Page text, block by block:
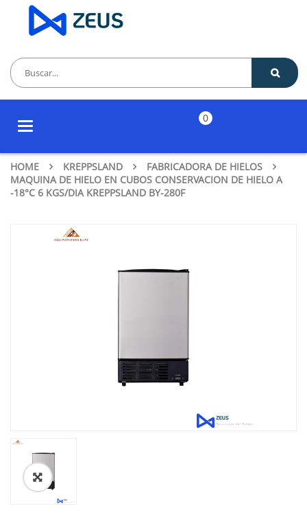
Toggle
0
HOME KREPPSLAND
FABRICADORA DE HIELOS
MAQUINA DE HIELO EN CUBOS CONSERVACION DE HIELO A
-18°C 6 KGS/DIA KREPPSLAND BY-280F
🔍